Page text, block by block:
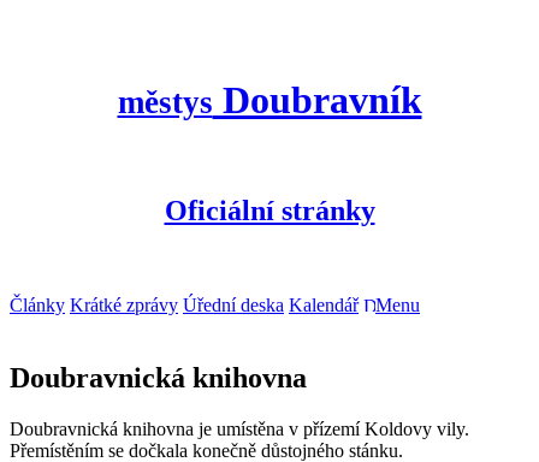
městys Doubravník
Oficiální stránky
Články Krátké zprávy Úřední deska Kalendář Menu
Doubravnická knihovna
Doubravnická knihovna je umístěna v přízemí Koldovy vily.
Přemístěním se dočkala konečně důstojného stánku.